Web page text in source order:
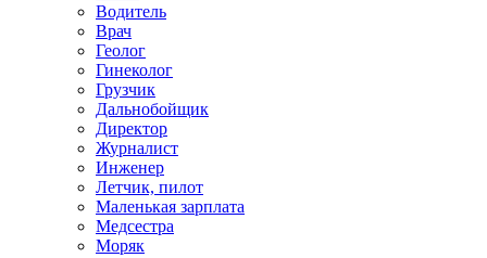
Водитель
Врач
Геолог
Гинеколог
Грузчик
Дальнобойщик
Директор
Журналист
Инженер
Летчик, пилот
Маленькая зарплата
Медсестра
Моряк